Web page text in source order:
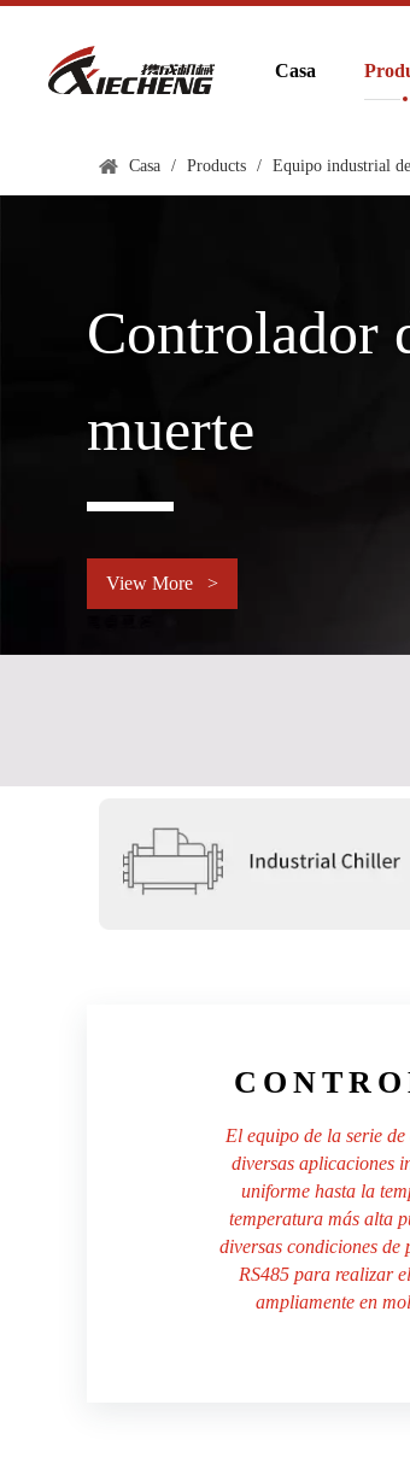
Casa
Casa / Products / Equipo industrial
Controlador
muerte
View More >
El equipo de la serie
diversas aplicaciones
uniforme hasta la
temperatura más alta
diversas condiciones
RS485 para realizar
ampliamente en